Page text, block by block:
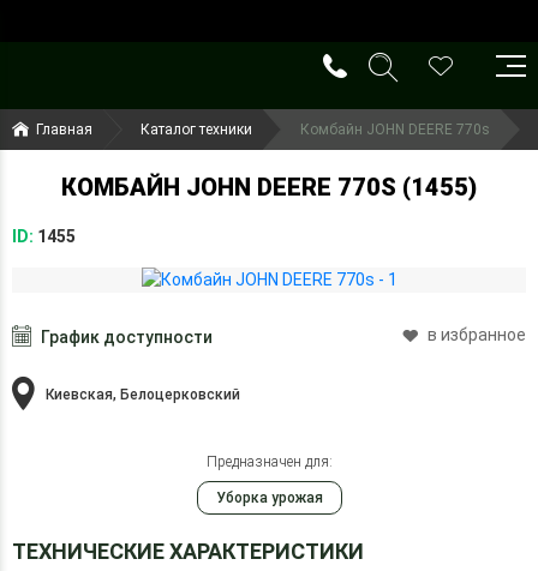
(099) 644-79-22
(050) 416-93-27
Главная Каталог техники Комбайн JOHN DEERE 770s
КОМБАЙН JOHN DEERE 770S (1455)
ID: 1455
График доступности в избранное
Киевская, Белоцерковский
Предназначен для:
Уборка урожая
ТЕХНИЧЕСКИЕ ХАРАКТЕРИСТИКИ